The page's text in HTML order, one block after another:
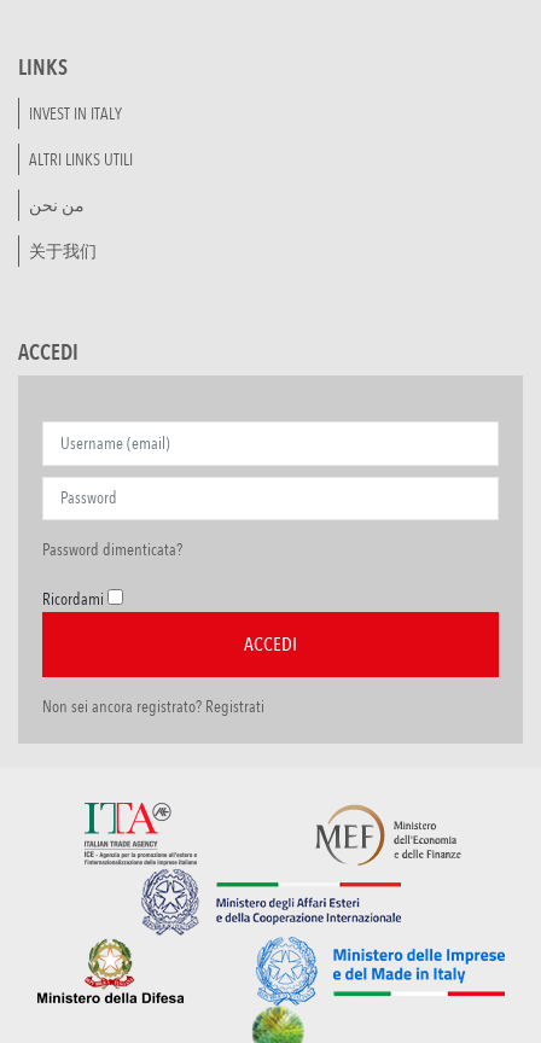
LINKS
INVEST IN ITALY
ALTRI LINKS UTILI
من نحن
关于我们
ACCEDI
Password dimenticata?
Ricordami
Non sei ancora registrato? Registrati